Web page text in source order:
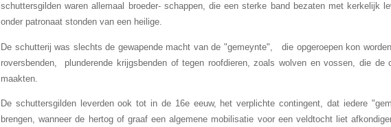
schuttersgilden waren allemaal broeder- schappen, die een sterke band bezaten met kerkelijk
onder patronaat stonden van een heilige.
De schutterij was slechts de gewapende macht van de "gemeynte", die opgeroepen kon
roversbenden, plunderende krijgsbenden of tegen roofdieren, zoals wolven en vossen, die de
maakten.
De schuttersgilden leverden ook tot in de 16e eeuw, het ver­plichte contin­gent, dat iedere
brengen, wanneer de hertog of graaf een algemene mobilisatie voor een veldtocht liet